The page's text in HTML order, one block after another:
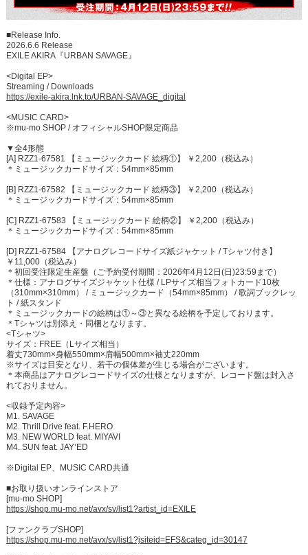
■Release Info.
2026.6.6 Release
EXILE AKIRA『URBAN SAVAGE』
<Digital EP>
Streaming / Downloads
https://exile-akira.lnk.to/URBAN-SAVAGE_digital
<MUSIC CARD>
※mu-mo SHOP / オフィシャルSHOP限定商品
▼全4形態
[A] RZZ1-67581 【ミュージックカード 絵柄①】 ￥2,200（税込み）
＊ミュージックカードサイズ：54mm×85mm
[B] RZZ1-67582 【ミュージックカード 絵柄③】 ￥2,200（税込み）
＊ミュージックカードサイズ：54mm×85mm
[C] RZZ1-67583 【ミュージックカード 絵柄②】 ￥2,200（税込み）
＊ミュージックカードサイズ：54mm×85mm
[D] RZZ1-67584 【アナログレコードサイズ紙ジャケット / Tシャツ付き】
￥11,000（税込み）
＊初回受注限定生産盤（ご予約受付期間：2026年4月12日(日)23:59まで）
＊仕様：アナログサイズジャケット仕様 / LPサイズ相当フォトカード10枚
（310mm×310mm） / ミュージックカード（54mm×85mm） / 歌詞ブックレッ
ト / 紙スタンド
＊ミュージックカードの絵柄は①～③と異なる絵柄を予定しております。
＊Tシャツは別添え・同梱となります。
<Tシャツ>
サイズ：FREE（Lサイズ相当）
着丈730mm×身幅550mm×肩幅500mm×袖丈220mm
※サイズは目安となり、若干の個体差が生じる場合がございます。
＊本商品はアナログレコードサイズの仕様となりますが、レコード盤は封入さ
れておりません。
<収録予定内容>
M1. SAVAGE
M2. Thrill Drive feat. F.HERO
M3. NEW WORLD feat. MIYAVI
M4. SUN feat. JAY’ED
※Digital EP、MUSIC CARD共通
■お取り扱いオンラインストア
[mu-mo SHOP]
https://shop.mu-mo.net/avx/sv/list1?artist_id=EXILE
[ファンクラブSHOP]
https://shop.mu-mo.net/avx/sv/list1?jsiteid=EFS&categ_id=30147